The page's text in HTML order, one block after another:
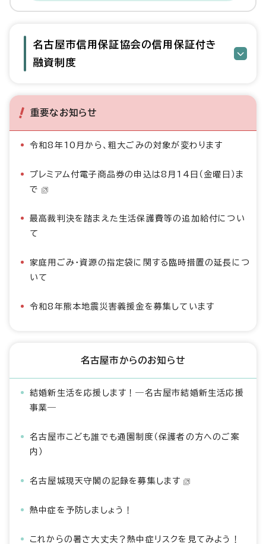
名古屋市信用保証協会の信用保証付き
融資制度
重要なお知らせ
令和8年10月から、粗大ごみの対象が変わります
プレミアム付電子商品券の申込は8月14日（金曜日）ま
で
最高裁判決を踏まえた生活保護費等の追加給付につい
て
家庭用ごみ・資源の指定袋に関する臨時措置の延長につ
いて
令和8年熊本地震災害義援金を募集しています
名古屋市からのお知らせ
結婚新生活を応援します！―名古屋市結婚新生活応援
事業―
名古屋市こども誰でも通園制度（保護者の方へのご案
内）
名古屋城現天守閣の記録を募集します
熱中症を予防しましょう！
これからの暑さ大丈夫？熱中症リスクを見てみよう！